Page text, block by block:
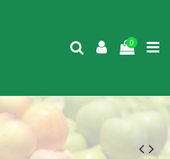
0